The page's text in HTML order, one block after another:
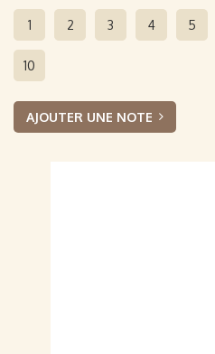
1 2 3 4 5
10
AJOUTER UNE NOTE